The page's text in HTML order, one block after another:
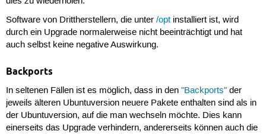
Software von Drittherstellern, die unter /optinstalliert ist, wird
durch ein Upgrade normalerweise nicht beeinträchtigt und hat
auch selbst keine negative Auswirkung.
Backports
In seltenen Fällen ist es möglich, dass in den "Backports"der
jeweils älteren Ubuntuversion neuere Pakete enthalten sind als in
der Ubuntuversion, auf die man wechseln möchte. Dies kann
einerseits das Upgrade verhindern, andererseits können auch die